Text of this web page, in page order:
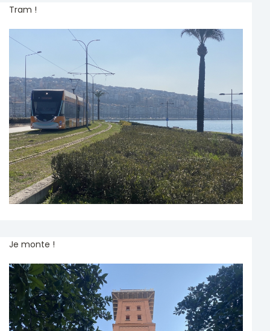
Tram !
Je monte !